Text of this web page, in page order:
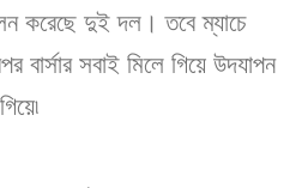
করেছে দুই দল। তবে ম্যাচে
সবাই মিলে গিয়ে উদযাপন